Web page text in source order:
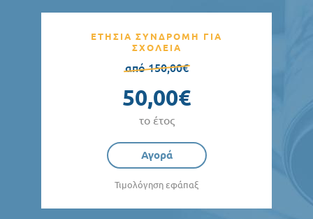
ΕΤΗΣΙΑ ΣΥΝΔΡΟΜΗ ΓΙΑ
ΣΧΟΛΕΙΑ
από 150,00€
50,00€
το έτος
Αγορά
Τιμολόγηση εφάπαξ